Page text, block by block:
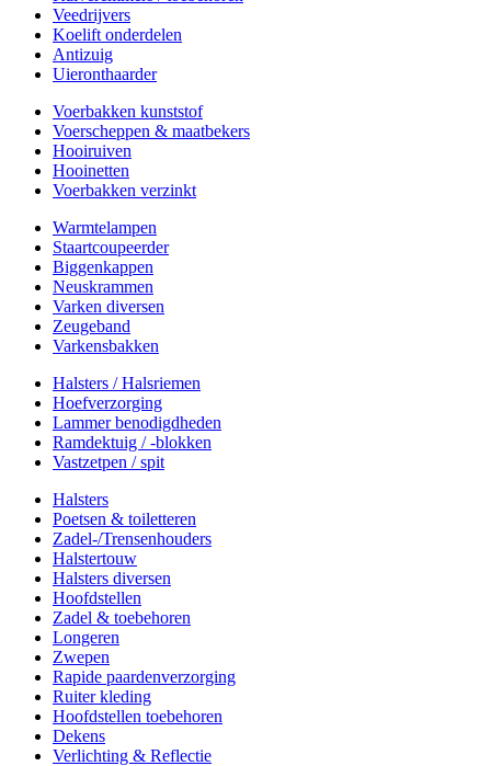
Veedrijvers
Koelift onderdelen
Antizuig
Uieronthaarder
Voerbakken kunststof
Voerscheppen & maatbekers
Hooiruiven
Hooinetten
Voerbakken verzinkt
Warmtelampen
Staartcoupeerder
Biggenkappen
Neuskrammen
Varken diversen
Zeugeband
Varkensbakken
Halsters / Halsriemen
Hoefverzorging
Lammer benodigdheden
Ramdektuig / -blokken
Vastzetpen / spit
Halsters
Poetsen & toiletteren
Zadel-/Trensenhouders
Halstertouw
Halsters diversen
Hoofdstellen
Zadel & toebehoren
Longeren
Zwepen
Rapide paardenverzorging
Ruiter kleding
Hoofdstellen toebehoren
Dekens
Verlichting & Reflectie